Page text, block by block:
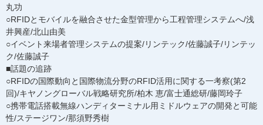
丸功
○RFIDとモバイルを融合させた金型管理から工程管理システムへ/浅
井興産/北山由美
○イベント来場者管理システムの提案/リンテック/佐藤誠子/リンテッ
ク/佐藤誠子
■話題の追跡
○RFIDの国際動向と国際物流分野のRFID活用に関する一考察(第2
回)/キヤノングローバル戦略研究所/柏木 恵/富士通総研/藤岡玲子
○携帯電話搭載無線ハンディターミナル用ミドルウェアの開発と可能
性/ステージワン/那須野秀樹